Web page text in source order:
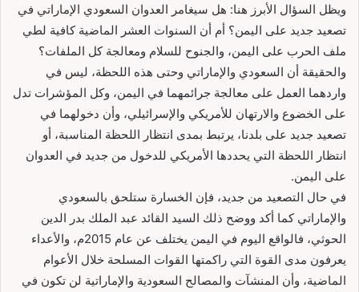
ويظل السؤال الأبرز هنا: هل سيغامر العدوان السعودي الإماراتي في
تصعيد جديد على اليمن؟ أم أن السنوات العشر الماضية كافية لطي
ملف الحرب على اليمن، والجنوح للسلام ومعالجة كل الملفات؟
والحقيقة أن السعودي والإماراتي وحتى هذه اللحظة، ليس في
واردهما العمل على معالجة جرائمهما في اليمن، وكل المؤشرات تدل
على الخضوع والارتهان للأمريكي والإسرائيلي، وأن دخولهما في
تصعيد جديد على بلدنا، يرتبط بمدى انتظار اللحظة المناسبة، أو
انتظار اللحظة التي يحددها الأمريكي للدخول من جديد في العدوان
على اليمن.
في حال التصعيد من جديد، فإن الخسارة ستلحق بالسعودي
والإماراتي كما أكد ووضح ذلك السيد القائد عبد الملك بدر الدين
الحوثي، فالواقع اليوم في اليمن يختلف عن عام 2015م، والأعداء
يعرفون مدى القوة التي راكمتها القوات المسلحة خلال الأعوام
الماضية، وأن المنشآت والمصالح السعودية والإماراتية لن تكون في